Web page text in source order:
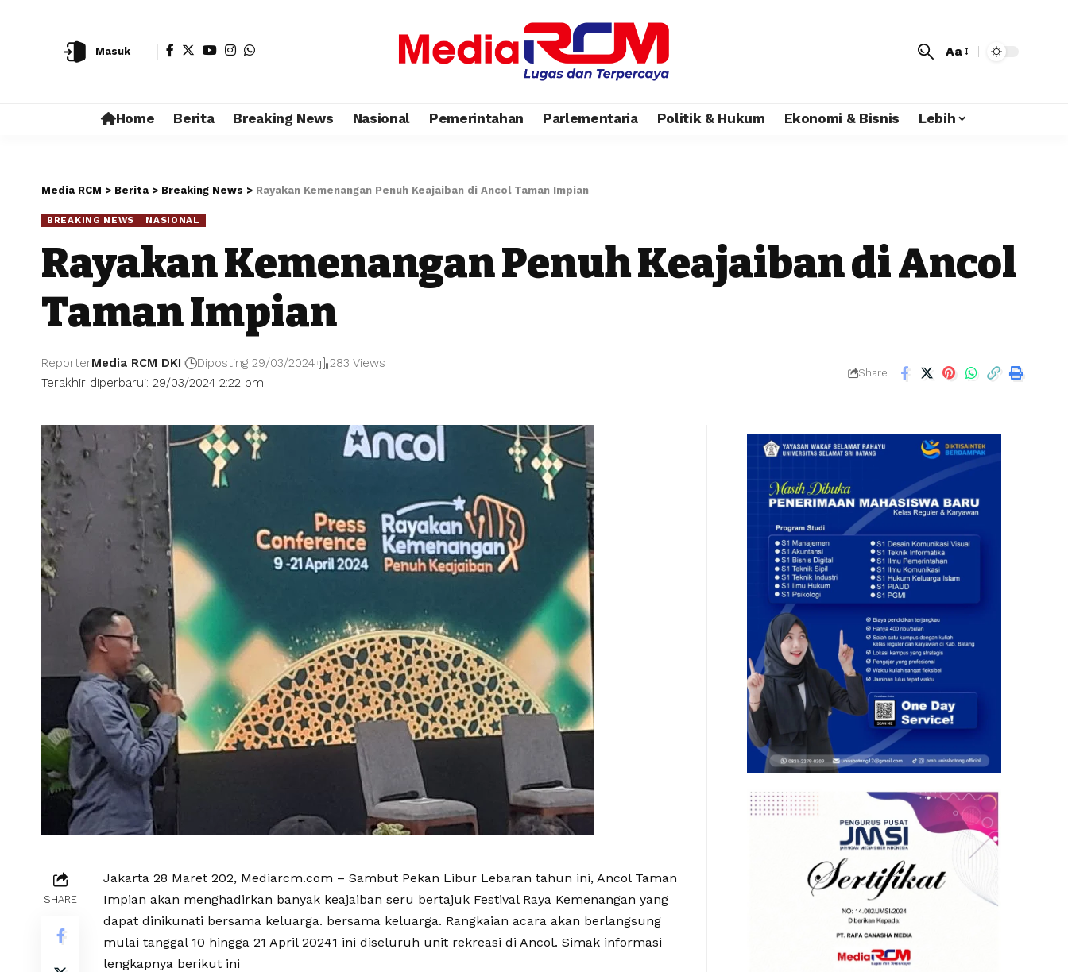
Masuk Aa
Home Berita Breaking News Nasional Pemerintahan Parlementaria Politik & Hukum Ekonomi & Bisnis Lebih
Media RCM > Berita > Breaking News > Rayakan Kemenangan Penuh Keajaiban di Ancol Taman Impian
BREAKING NEWS NASIONAL
Rayakan Kemenangan Penuh Keajaiban di Ancol
Taman Impian
Terakhir diperbarui: 29/03/2024 2:22 pm
ReporterMedia RCM DKI Diposting 29/03/2024 283 Views
Share
SHARE
Jakarta 28 Maret 202, Mediarcm.com – Sambut Pekan Libur Lebaran tahun ini, Ancol Taman
Impian akan menghadirkan banyak keajaiban seru bertajuk Festival Raya Kemenangan yang
dapat dinikunati bersama keluarga. bersama keluarga. Rangkaian acara akan berlangsung
mulai tanggal 10 hingga 21 April 20241 ini diseluruh unit rekreasi di Ancol. Simak informasi
lengkapnya berikut ini